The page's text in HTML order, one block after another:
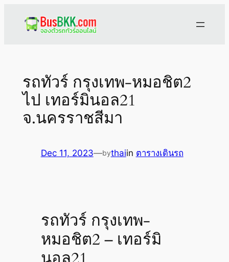
รถทัวร์ กรุงเทพ-หมอชิต2
ไป เทอร์มินอล21
จ.นครราชสีมา
Dec 11, 2023—bythaiin ตารางเดินรถ
รถทัวร์ กรุงเทพ-
หมอชิต2 – เทอร์มิ